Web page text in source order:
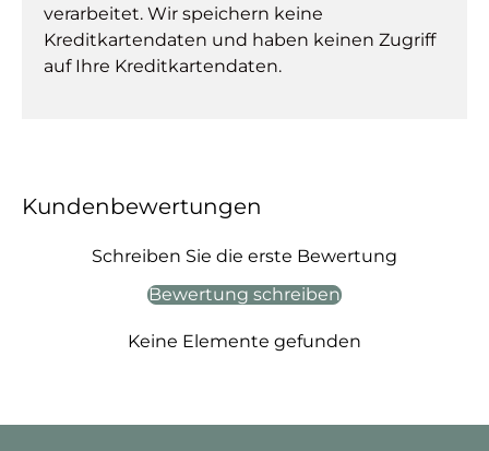
verarbeitet. Wir speichern keine
Kreditkartendaten und haben keinen Zugriff
auf Ihre Kreditkartendaten.
Kundenbewertungen
Schreiben Sie die erste Bewertung
Bewertung schreiben
Keine Elemente gefunden